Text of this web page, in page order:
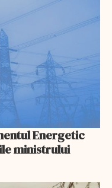
Energetic
ministrului